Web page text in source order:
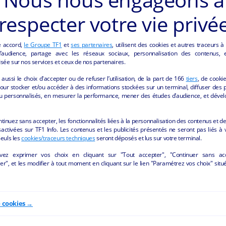
pâtisserie snacking
Hôtellerie et restauration
particulier
Hotel Auberge de
Restaurant
Toulouse - 31000
particulier
respecter votre vie
accord, le Groupe TF1 etses partenaires, utilisent des cookies et autres traceurs à
partage avec les réseaux sociaux, personnalisation des contenus,
sur nos services et ceux de nos partenaires.
aussi le choix d'accepter ou de refuser l’utilisation, de la part de 166 tiers, de
stocker et/ou accéder à des informations stockées sur un terminal, diffuser des
personnalisés, en mesurer la performance, mener des études d’audience, et
sans accepter, les fonctionnalités liées à la personnalisation des contenus et
sur TF1 Info. Les contenus et les publicités présentés ne seront pas liés à
lescookies/traceurs techniquesseront déposés et lus sur votre terminal.
exprimer vos choix en cliquant sur "Tout accepter", "Continuer sans
et les modifier à tout moment en cliquant sur le lien "Paramétrez vos choix"
cookies →